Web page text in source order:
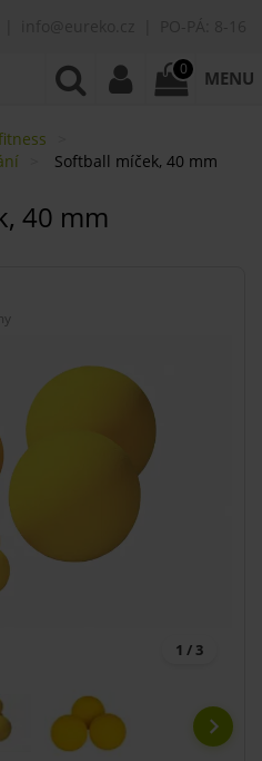
0 MENU
Softball míček, 40 mm
40 mm
1 / 3